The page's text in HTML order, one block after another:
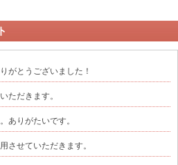
がとうございました！
ただきます。
ありがたいです。
させていただきます。